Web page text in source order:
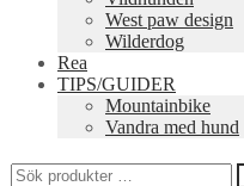
West paw design
Wilderdog
Rea
TIPS/GUIDER
Mountainbike
Vandra med hund
Sök